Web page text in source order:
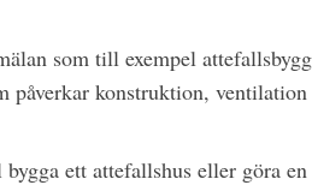
som till exempel
påverkar konstruktion,
ett attefallshus eller göra